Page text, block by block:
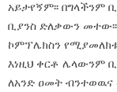
አይታየኝም፡፡ በግላችንም
ቢያንስ ድለቃውን
ኮምፕሌክስን
እነዚህ ቀርቶ ሌላውንም
ለአንድ ዐመት